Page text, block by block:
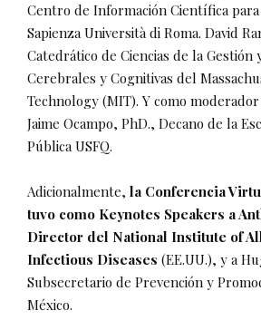
Centro de Información Científica para
Sapienza Università di Roma. David
Catedrático de Ciencias de la Gestión
Cerebrales y Cognitivas del
Technology (MIT). Y como
Jaime Ocampo, PhD., Decano de la
Pública USFQ.
Adicionalmente, la Conferencia
tuvo como Keynotes Speakers a
Director del National Institute of
Infectious Diseases (EE.UU.), y a
Subsecretario de Prevención y
México.